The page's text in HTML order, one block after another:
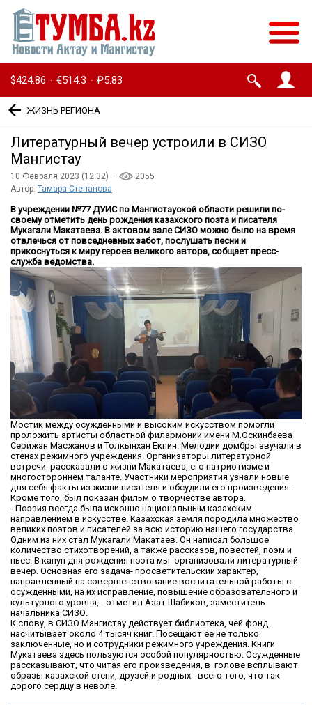
$424.86 · €514.3 · ₽5.83
ЖИЗНЬ РЕГИОНА
Литературный вечер устроили в СИЗО
Мангистау
10 Февраля 2023 (12:32) ·
2055
Автор: Тамара Степанова
В учреждении №77 ДУИС по Мангистауской области решили по-
своему отметить день рождения казахского поэта и писателя
Мукагали Макатаева. В актовом зале СИЗО можно было на время
отвлечься от повседневных забот, послушать песни и
прикоснуться к миру героев великого автора, собщает пресс-
служба ведомства.
Мостик между осужденными и высоким искусством помогли
проложить артисты областной филармонии имени М.Оскинбаева
Серижан Масжанов и Толкынхан Екпин. Мелодии домбры звучали в
стенах режимного учреждения. Организаторы литературной
встречи рассказали о жизни Макатаева, его патриотизме и
многостороннем таланте. Участники мероприятия узнали новые
для себя факты из жизни писателя и обсудили его произведения.
Кроме того, был показан фильм о творчестве автора.
- Поэзия всегда была исконно национальным казахским
направлением в искусстве. Казахская земля породила множество
великих поэтов и писателей за всю историю нашего государства.
Одним из них стал Мукагали Макатаев. Он написал большое
количество стихотворений, а также рассказов, повестей, поэм и
пьес. В канун дня рождения поэта мы организовали литературный
вечер. Основная его задача- просветительский характер,
направленный на совершенствование воспитательной работы с
осужденными, на их исправление, повышение образовательного и
культурного уровня, - отметил Азат Шабиков, заместитель
начальника СИЗО.
К слову, в СИЗО Мангистау действует библиотека, чей фонд
насчитывает около 4 тысяч книг. Посещают ее не только
заключенные, но и сотрудники режимного учреждения. Книги
Мукатаева здесь пользуются особой популярностью. Осужденные
рассказывают, что читая его произведения, в голове всплывают
образы казахской степи, друзей и родных - всего того, что так
дорого сердцу в неволе.